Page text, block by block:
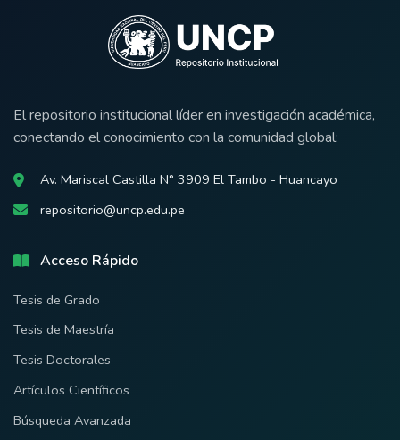
El repositorio institucional líder en investigación académica,
conectando el conocimiento con la comunidad global:
Av. Mariscal Castilla N° 3909 El Tambo - Huancayo
repositorio@uncp.edu.pe
Acceso Rápido
Tesis de Grado
Tesis de Maestría
Tesis Doctorales
Artículos Científicos
Búsqueda Avanzada